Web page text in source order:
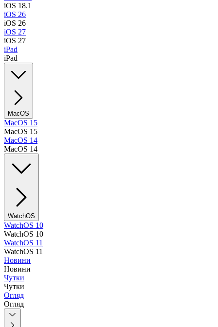
iOS 18.1
iOS 26
iOS 26
iOS 27
iOS 27
iPad
iPad
MacOS
MacOS 15
MacOS 15
MacOS 14
MacOS 14
WatchOS
WatchOS 10
WatchOS 10
WatchOS 11
WatchOS 11
Новини
Новини
Чутки
Чутки
Огляд
Огляд